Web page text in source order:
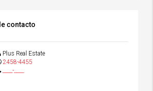
contacto
Plus Real Estate
2458-4455
____-____